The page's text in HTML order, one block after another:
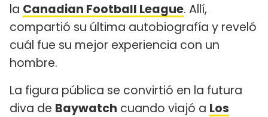
la Canadian Football League. Allí,
compartió su última autobiografía y reveló
cuál fue su mejor experiencia con un
hombre.
La figura pública se convirtió en la futura
diva de Baywatch cuando viajó a Los